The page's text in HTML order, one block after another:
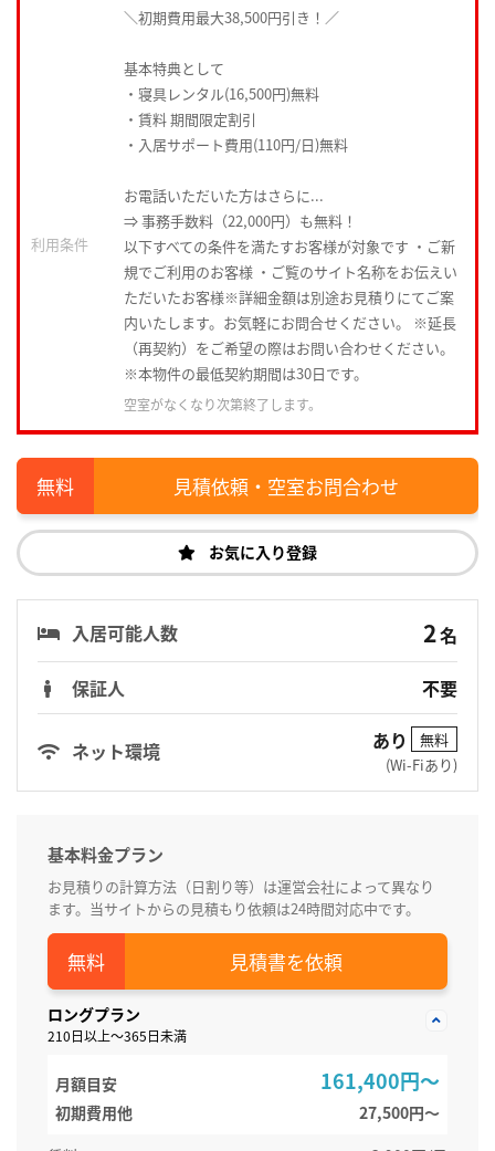
＼初期費用最大38,500円引き！／
基本特典として
・寝具レンタル(16,500円)無料
・賃料 期間限定割引
・入居サポート費用(110円/日)無料
お電話いただいた方はさらに...
⇒ 事務手数料（22,000円）も無料！
利用条件
以下すべての条件を満たすお客様が対象です ・ご新
規でご利用のお客様 ・ご覧のサイト名称をお伝えい
ただいたお客様※詳細金額は別途お見積りにてご案
内いたします。お気軽にお問合せください。 ※延長
（再契約）をご希望の際はお問い合わせください。
※本物件の最低契約期間は30日です。
空室がなくなり次第終了します。
見積依頼・空室お問合わせ
お気に入り登録
入居可能人数 2名
保証人
不要
ネット環境 あり
無料
(Wi-Fiあり)
基本料金プラン
お見積りの計算方法（日割り等）は運営会社によって異なり
ます。当サイトからの見積もり依頼は24時間対応中です。
見積書を依頼
ロングプラン
210日以上～365日未満
月額目安 161,400円～
初期費用他
27,500円〜